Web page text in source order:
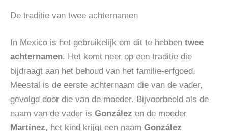
De traditie van twee achternamen
In Mexico is het gebruikelijk om dit te hebben twee
achternamen. Het komt neer op een traditie die
bijdraagt ​​aan het behoud van het familie-erfgoed.
Meestal is de eerste achternaam die van de vader,
gevolgd door die van de moeder. Bijvoorbeeld als de
naam van de vader is González en de moeder
Martínez, het kind krijgt een naam González